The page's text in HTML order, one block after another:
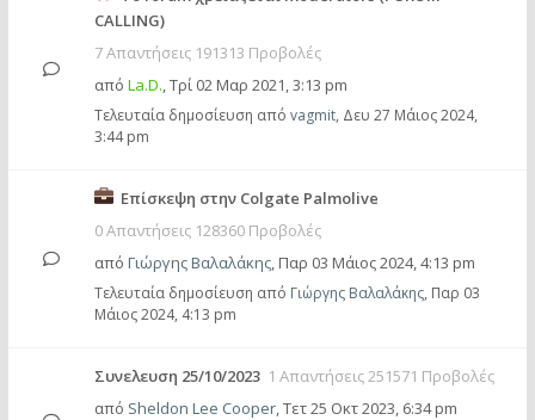
CALLING)
7 Απαντήσεις 191313 Προβολές
από La.D.,Τρί 02 Μαρ 2021, 3:13 pm
Τελευταία δημοσίευση από vagmit, Δευ 27 Μάιος 2024,
3:44 pm
Επίσκεψη στην Colgate Palmolive
0 Απαντήσεις 128360 Προβολές
από Γιώργης Βαλαλάκης, Παρ 03 Μάιος 2024, 4:13 pm
Τελευταία δημοσίευση από Γιώργης Βαλαλάκης, Παρ 03
Μάιος 2024, 4:13 pm
Συνελευση 25/10/2023 1 Απαντήσεις 251571 Προβολές
από Sheldon Lee Cooper,Τετ 25 Οκτ 2023, 6:34 pm